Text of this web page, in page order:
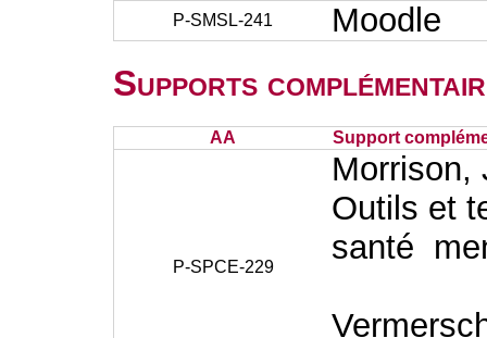
P-SMSL-241 Moodle
Supports
AA Support
P-SPCE-229
Morrison,
Outils et
santé